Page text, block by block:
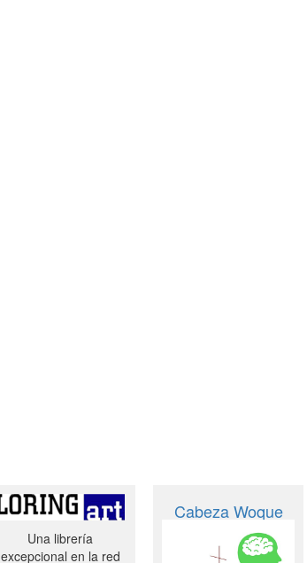
Una librería
excepcional en la red
Cabeza Woque